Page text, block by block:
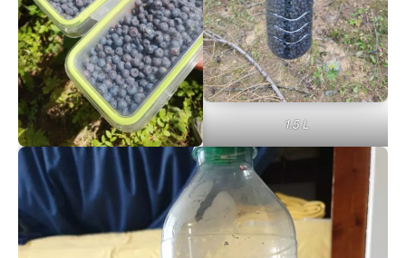
1.5 L